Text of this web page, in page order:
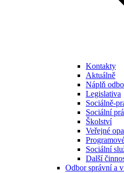
Kontakty
Aktuálně
Náplň
Legislativa
Sociálně-
Sociální
Školství
Veřejné
Sociální
Další
Odbor správní a